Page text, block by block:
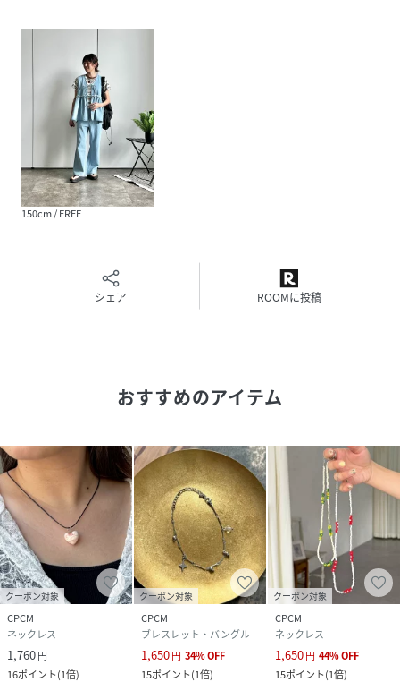
※お色物は色移りする可能性がございます。着用、お取り扱
いは商品についておりますアテンションタグを必ずご確認く
ださい。
※商品画像はサンプル品を使用しているため、実際の商品と
仕様、加工、サイズが若干異なる場合がございます。また、
可能な限り実物に近いカラーにて掲載していますが、使用し
ているパソコンのモニター設定や、
携帯電話のメーカー・機種により実際のカラーと異なって見
サイズ FREE
品番
RX4190_PGM2061511A0010
(PGM2061511A0010-2-1 RX4190
150cm / FREE
シェア ROOMに投稿
おすすめのアイテム
クーポン対象
CPCM
ネックレス
1,760円
16ポイント(1倍)
クーポン対象
CPCM
ブレスレット・バングル
1,650円 34%OFF
15ポイント(1倍)
クーポン対象
CPCM
ネックレス
1,650円 44%OFF
15ポイント(1倍)